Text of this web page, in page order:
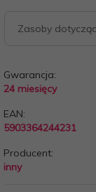
Zasoby
Gwarancja:
24 miesięcy
EAN:
5903364244231
Producent:
inny